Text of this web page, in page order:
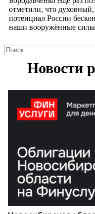
отметили, что
потенциал России
наши вооружённые силы
Найти: